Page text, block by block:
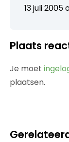
13 juli 2005
Plaats
Je moet
plaatsen.